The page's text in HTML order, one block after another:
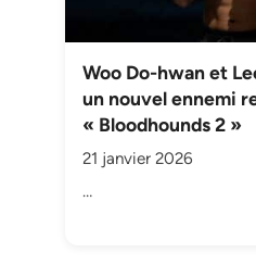
Woo Do-hwan et
un nouvel ennemi
« Bloodhounds 2 »
21 janvier 2026
…